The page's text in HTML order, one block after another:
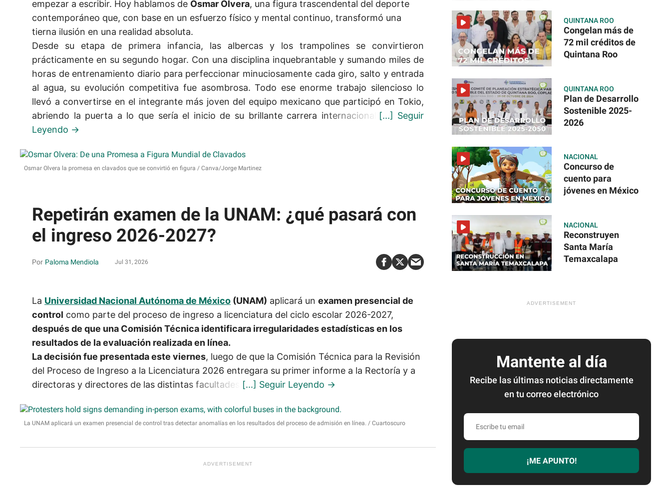
Osmar Olvera la promesa en clavados que se convirtió en figura Canva/Jorge Martinez
empezar a escribir. Hoy hablamos de Osmar Olvera, una figura trascendental del deporte
contemporáneo que, con base en un esfuerzo físico y mental continuo, transformó una
tierna ilusión en una realidad absoluta.
Desde su etapa de primera infancia, las albercas y los trampolines se convirtieron
prácticamente en su segundo hogar. Con una disciplina inquebrantable y sumando miles de
horas de entrenamiento diario para perfeccionar minuciosamente cada giro, salto y entrada
al agua, su evolución competitiva fue asombrosa. Todo ese enorme trabajo silencioso lo
llevó a convertirse en el integrante más joven del equipo mexicano que participó en Tokio,
abriendo la puerta a lo que sería el inicio de su brillante carrera internacional.
QUINTANA ROO
Congelan más de
72 mil créditos de
Quintana Roo
QUINTANA ROO
Plan de Desarrollo
Sostenible 2025-
2026
NACIONAL
Concurso de
cuento para
jóvenes en México
NACIONAL
Reconstruyen
Santa María
Temaxcalapa
Mantente al día
Recibe las últimas noticias directamente
en tu correo electrónico
Escribe
email
¡ME APUNTO!
Repetirán examen de la UNAM: ¿qué pasará con
el ingreso 2026-2027?
Paloma Mendiola Jul 31, 2026
La UNAM aplicará un examen presencial de control tras detectar anomalías en los resultados del proceso de admisión en línea. Cuartoscuro
La Universidad Nacional Autónoma de México (UNAM) aplicará un examen presencial de
control como parte del proceso de ingreso a licenciatura del ciclo escolar 2026-2027,
después de que una Comisión Técnica identificara irregularidades estadísticas en los
resultados de la evaluación realizada en línea.
La decisión fue presentada este viernes, luego de que la Comisión Técnica para la Revisión
del Proceso de Ingreso a la Licenciatura 2026 entregara su primer informe a la Rectoría y a
directoras y directores de las distintas facultades.